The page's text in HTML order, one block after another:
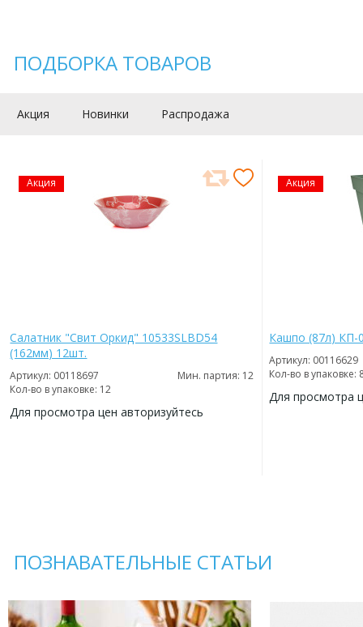
ПОДБОРКА ТОВАРОВ
Акция Новинки Распродажа
Акция
Салатник "Свит Оркид" 10533SLBD54
(162мм) 12шт.
Артикул: 00118697
Мин. партия: 12
Кол-во в упаковке: 12
Для просмотра цен авторизуйтесь
Акция
Кашпо (87л) КП-
Артикул: 00116629
Кол-во в упаковке:
Для просмотра
ПОЗНАВАТЕЛЬНЫЕ СТАТЬИ